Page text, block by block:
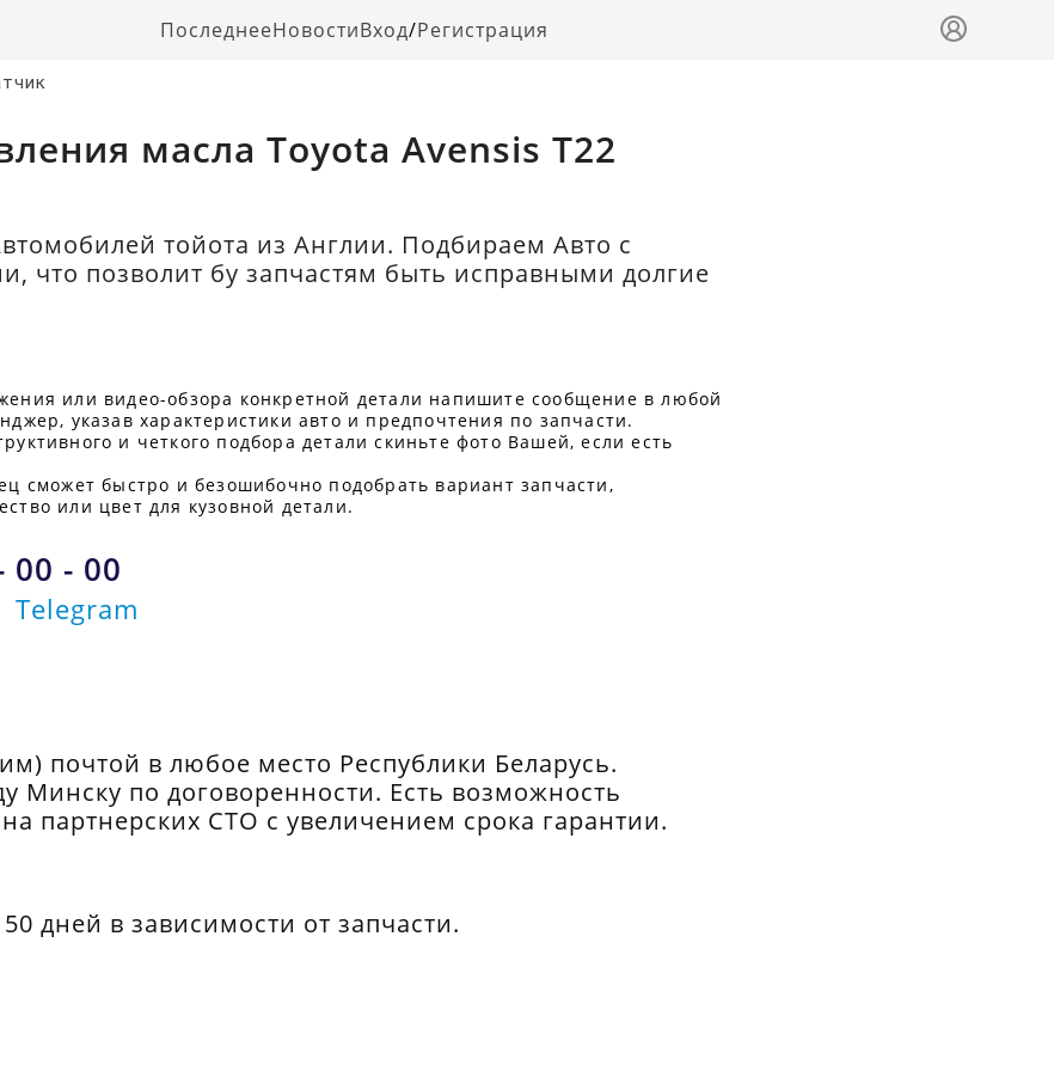
ПоследнееНовостиВход/Регистрация
масла Toyota Avensis T22
тойота из Англии. Подбираем Авто с
что позволит бу запчастям быть исправными долгие
или видео-обзора конкретной детали напишите сообщение в любой
указав характеристики авто и предпочтения по запчасти.
и четкого подбора детали скиньте фото Вашей, если есть
сможет быстро и безошибочно подобрать вариант запчасти,
или цвет для кузовной детали.
00 - 00
Telegram
почтой в любое место Республики Беларусь.
Минску по договоренности. Есть возможность
партнерских СТО с увеличением срока гарантии.
дней в зависимости от запчасти.